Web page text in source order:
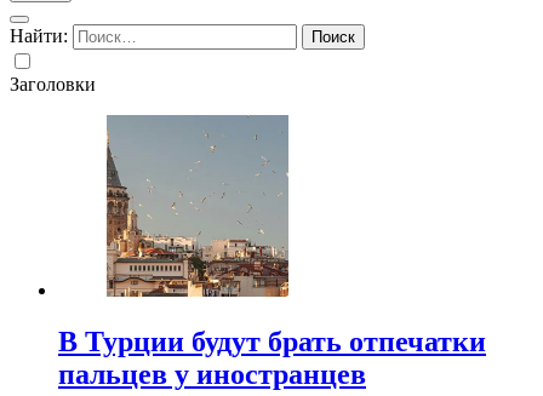
Найти:
Заголовки
В Турции будут брать отпечатки
пальцев у иностранцев